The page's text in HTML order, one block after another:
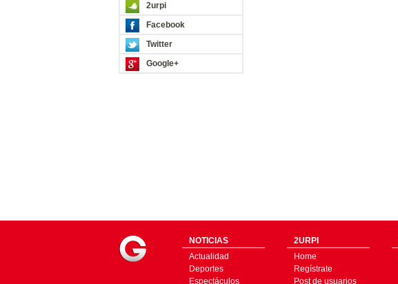
2urpi
Facebook
Twitter
Google+
NOTICIAS
Actualidad
Deportes
Espectáculos
2URPI
Home
Regístrate
Post de usuarios